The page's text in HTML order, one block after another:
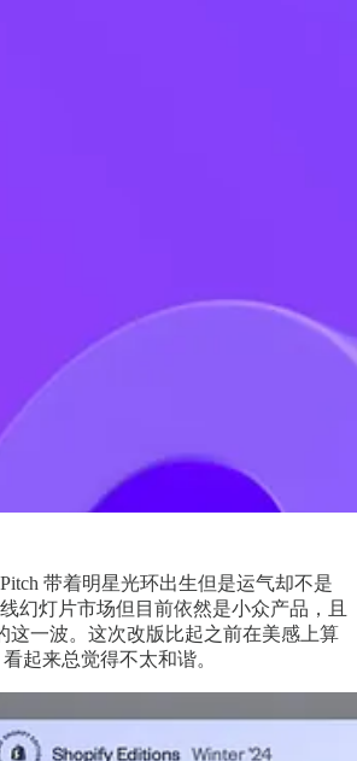
带着明星光环出生但是运气却不是
幻灯片市场但目前依然是小众产品，且
这一波。这次改版比起之前在美感上算
起来总觉得不太和谐。